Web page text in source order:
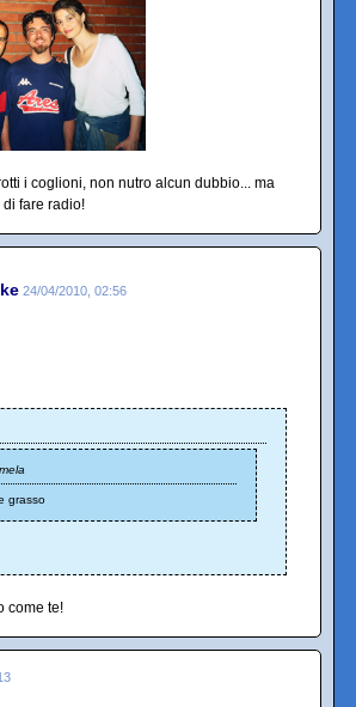
i coglioni, non nutro alcun dubbio... ma
fare radio!
24/04/2010, 02:56
grasso
come te!